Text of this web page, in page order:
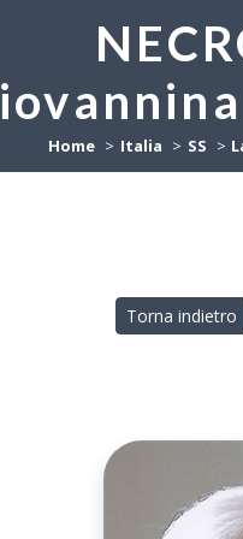
Home Italia SS
Torna indietro